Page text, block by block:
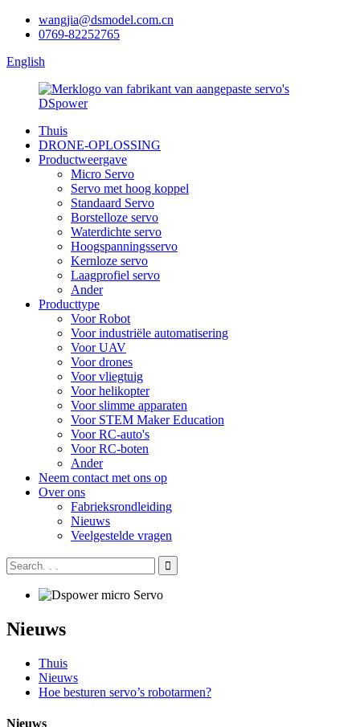
wangjia@dsmodel.com.cn
0769-82252765
English
Thuis
DRONE-OPLOSSING
Productweergave
Micro Servo
Servo met hoog koppel
Standaard Servo
Borstelloze servo
Waterdichte servo
Hoogspanningsservo
Kernloze servo
Laagprofiel servo
Ander
Producttype
Voor Robot
Voor industriële automatisering
Voor UAV
Voor drones
Voor vliegtuig
Voor helikopter
Voor slimme apparaten
Voor STEM Maker Education
Voor RC-auto's
Voor RC-boten
Ander
Neem contact met ons op
Over ons
Fabrieksrondleiding
Nieuws
Veelgestelde vragen
Nieuws
Thuis
Nieuws
Hoe besturen servo’s robotarmen?
Nieuws